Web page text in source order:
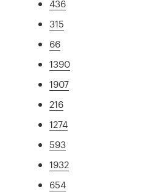
436
315
66
1390
1907
216
1274
593
1932
654